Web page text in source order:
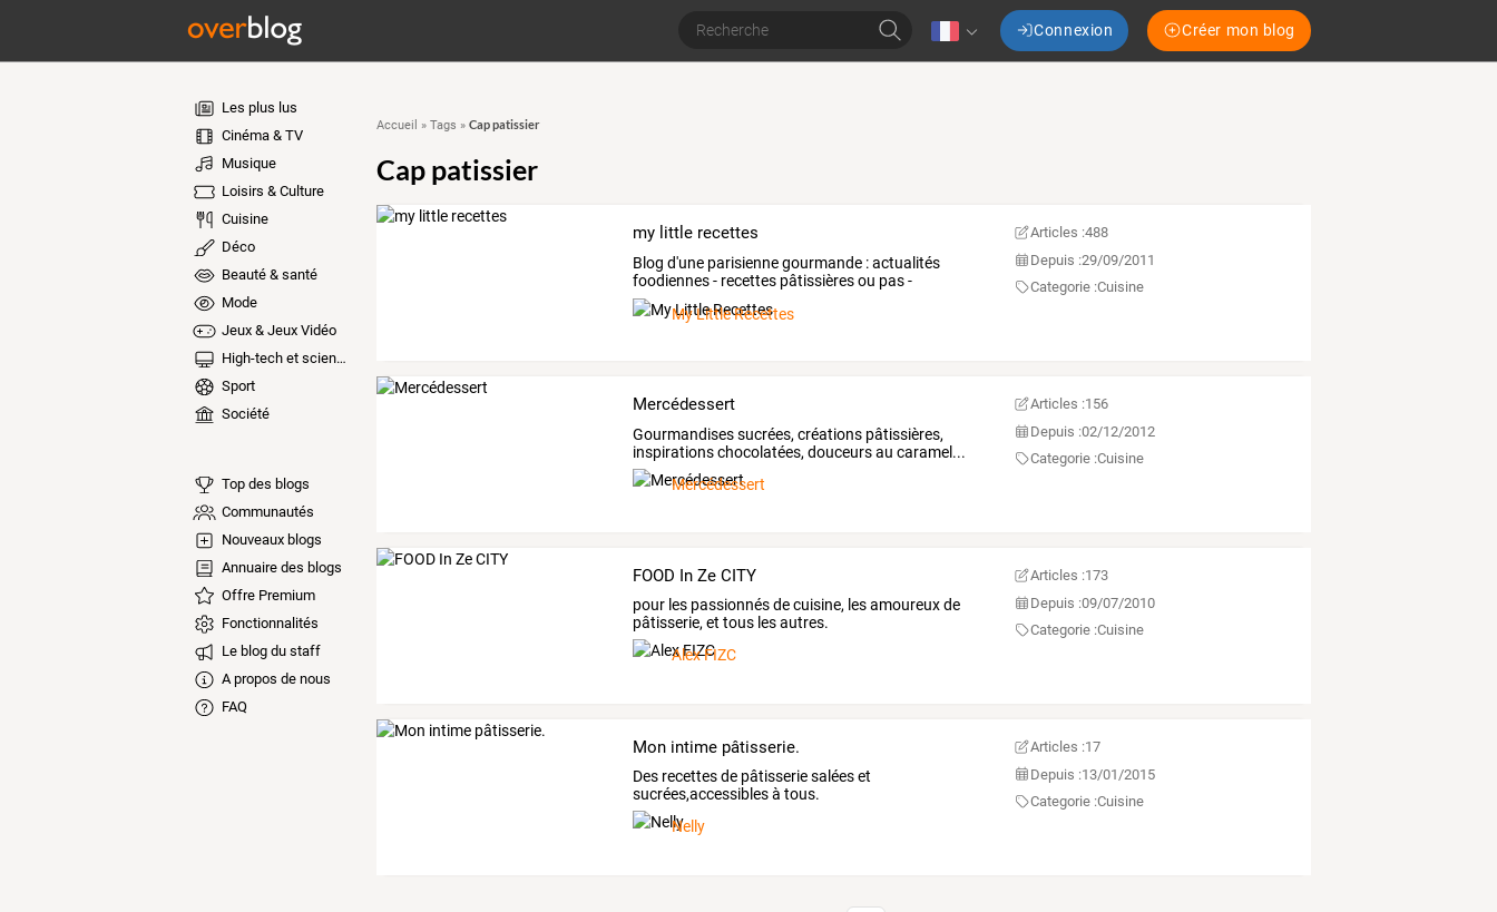
Connexion Créer mon blog
Les plus lus
Cinéma & TV
Musique
Loisirs & Culture
Cuisine
Déco
Beauté & santé
Mode
Jeux & Jeux Vidéo
High-tech et sciences
Sport
Société
Top des blogs
Communautés
Nouveaux blogs
Annuaire des blogs
Offre Premium
Fonctionnalités
Le blog du staff
A propos de nous
FAQ
Accueil » Tags » Cap patissier
Cap patissier
my little recettes
Blog d'une parisiennegourmande :actualités
foodiennes- recettes pâtissièresou pas-
restaurants
My Little Recettes
Articles :488
Depuis :29/09/2011
Categorie :Cuisine
Mercédessert
Gourmandises sucrées, créations pâtissières,
inspirations chocolatées, douceurs au caramel...
Mercédessert
Articles :156
Depuis :02/12/2012
Categorie :Cuisine
FOOD In Ze CITY
pour les passionnés de cuisine, les amoureux de
pâtisserie, et tous les autres.
Alex FIZC
Articles :173
Depuis :09/07/2010
Categorie :Cuisine
Mon intime pâtisserie.
Des recettes de pâtisserie salées et
sucrées,accessibles à tous.
Nelly
Articles :17
Depuis :13/01/2015
Categorie :Cuisine